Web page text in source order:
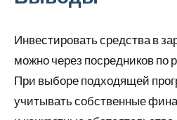
Инвестировать средства в
можно через посредников
При выборе подходящей
учитывать собственные